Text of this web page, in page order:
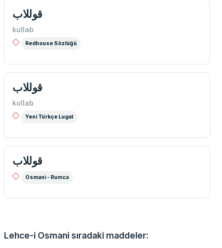
قوللاب
kullab
Redhouse Sözlüğü
قوللاب
kollab
Yeni Türkçe Lugat
قوللاب
Osmani - Rumca
Lehce-i Osmani sıradaki maddeler: